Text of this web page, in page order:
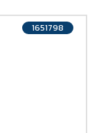
1651798